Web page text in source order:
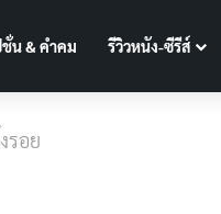
น & คำคม รีวิวหนัง-ซีรีส์
รอย